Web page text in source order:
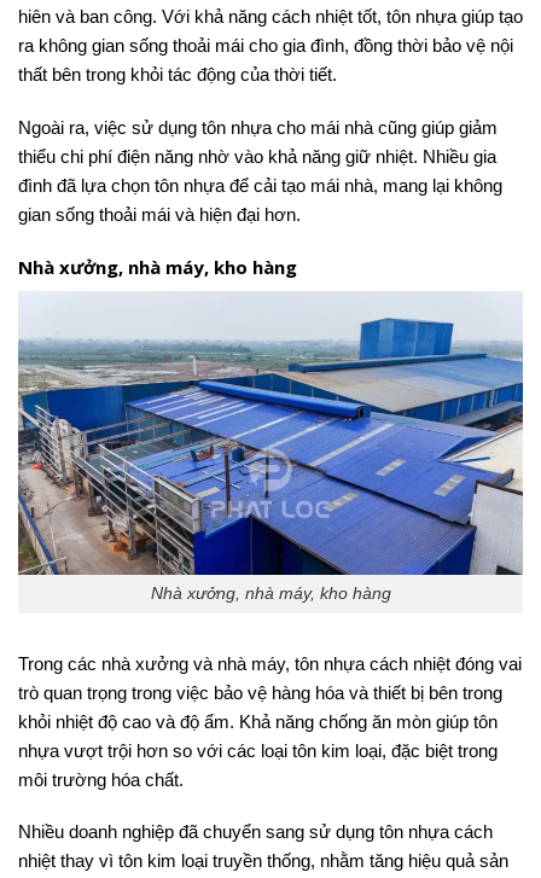
hiên và ban công. Với khả năng cách nhiệt tốt, tôn nhựa giúp tạo
ra không gian sống thoải mái cho gia đình, đồng thời bảo vệ nội
thất bên trong khỏi tác động của thời tiết.
Ngoài ra, việc sử dụng tôn nhựa cho mái nhà cũng giúp giảm
thiểu chi phí điện năng nhờ vào khả năng giữ nhiệt. Nhiều gia
đình đã lựa chọn tôn nhựa để cải tạo mái nhà, mang lại không
gian sống thoải mái và hiện đại hơn.
Nhà xưởng, nhà máy, kho hàng
Nhà xưởng, nhà máy, kho hàng
Trong các nhà xưởng và nhà máy, tôn nhựa cách nhiệt đóng vai
trò quan trọng trong việc bảo vệ hàng hóa và thiết bị bên trong
khỏi nhiệt độ cao và độ ẩm. Khả năng chống ăn mòn giúp tôn
nhựa vượt trội hơn so với các loại tôn kim loại, đặc biệt trong
môi trường hóa chất.
Nhiều doanh nghiệp đã chuyển sang sử dụng tôn nhựa cách
nhiệt thay vì tôn kim loại truyền thống, nhằm tăng hiệu quả sản